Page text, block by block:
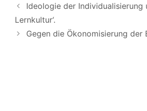
Ideologie der Individualisierung
Lernkultur‘.
Gegen die Ökonomisierung der